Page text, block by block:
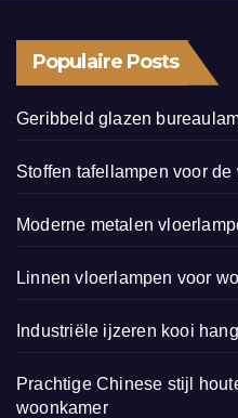
Populaire Posts
Geribbeld glazen
Stoffen tafellampen voor de
Moderne metalen
Linnen vloerlampen voor
Industriële ijzeren kooi
Prachtige Chinese stijl
woonkamer